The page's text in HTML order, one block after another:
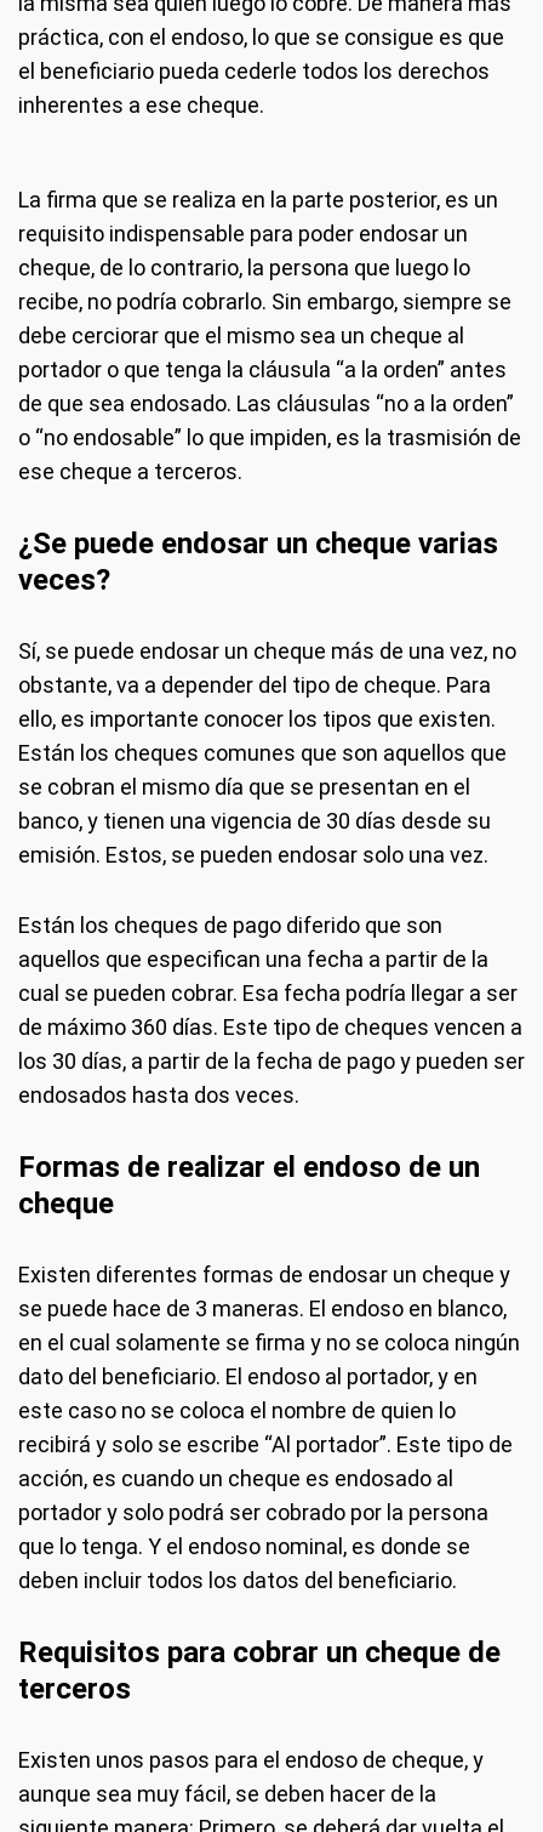
práctica, con el endoso, lo que se consigue es que
el beneficiario pueda cederle todos los derechos
inherentes a ese cheque.
La firma que se realiza en la parte posterior, es un
requisito indispensable para poder endosar un
cheque, de lo contrario, la persona que luego lo
recibe, no podría cobrarlo. Sin embargo, siempre se
debe cerciorar que el mismo sea un cheque al
portador o que tenga la cláusula “a la orden” antes
de que sea endosado. Las cláusulas “no a la orden”
o “no endosable” lo que impiden, es la trasmisión de
ese cheque a terceros.
¿Se puede endosar un cheque varias
veces?
Sí, se puede endosar un cheque más de una vez, no
obstante, va a depender del tipo de cheque. Para
ello, es importante conocer los tipos que existen.
Están los cheques comunes que son aquellos que
se cobran el mismo día que se presentan en el
banco, y tienen una vigencia de 30 días desde su
emisión. Estos, se pueden endosar solo una vez.
Están los cheques de pago diferido que son
aquellos que especifican una fecha a partir de la
cual se pueden cobrar. Esa fecha podría llegar a ser
de máximo 360 días. Este tipo de cheques vencen a
los 30 días, a partir de la fecha de pago y pueden ser
endosados hasta dos veces.
Formas de realizar el endoso de un
cheque
Existen diferentes formas de endosar un cheque y
se puede hace de 3 maneras. El endoso en blanco,
en el cual solamente se firma y no se coloca ningún
dato del beneficiario. El endoso al portador, y en
este caso no se coloca el nombre de quien lo
recibirá y solo se escribe “Al portador”. Este tipo de
acción, es cuando un cheque es endosado al
portador y solo podrá ser cobrado por la persona
que lo tenga. Y el endoso nominal, es donde se
deben incluir todos los datos del beneficiario.
Requisitos para cobrar un cheque de
terceros
Existen unos pasos para el endoso de cheque, y
aunque sea muy fácil, se deben hacer de la